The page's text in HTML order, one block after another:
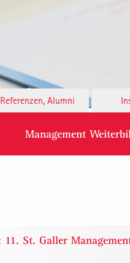
Alumni
Management
11. St. Galler